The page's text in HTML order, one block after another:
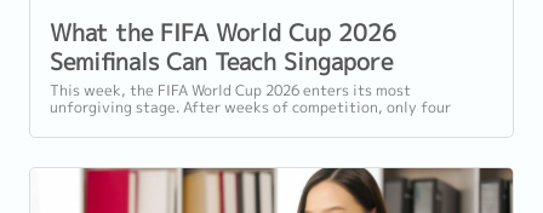
What the FIFA World Cup 2026
Semifinals Can Teach Singapore
Professionals About Performing Under
Pressure
This week, the FIFA World Cup 2026 enters its most
unforgiving stage. After weeks of competition, only four